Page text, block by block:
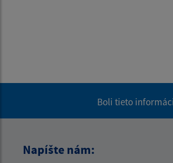
Boli tieto
Napíšte nám: